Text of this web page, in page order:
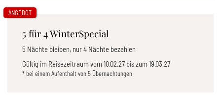
5 für 4 WinterSpecial
5 Nächte bleiben, nur 4 Nächte bezahlen
Gültig im Reisezeitraum vom 10.02.27 bis zum 19.03.27
* bei einem Aufenthalt von 5 Übernachtungen
ANGEBOT